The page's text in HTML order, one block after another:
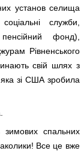
установ селища
служби,
фонд),
Рівненського
свій шлях з
яка зі США зробила
спальних
Все це вже